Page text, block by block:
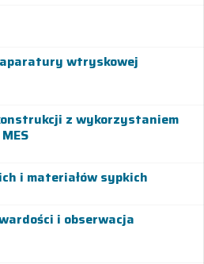
wtryskowej
z wykorzystaniem
i materiałów sypkich
i obserwacja